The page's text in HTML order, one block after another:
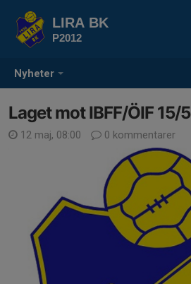
Nyheter
LIRA BK
P2012
Laget mot IBFF/ÖIF 15/5
12 maj, 08:00 0 kommentarer